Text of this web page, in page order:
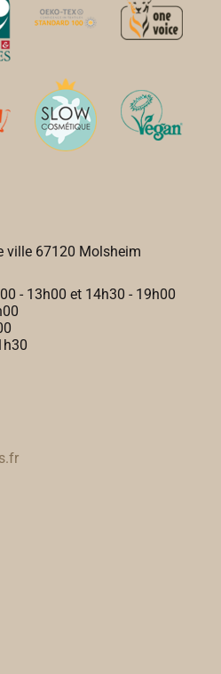
ville 67120 Molsheim
- 13h00 et 14h30 - 19h00